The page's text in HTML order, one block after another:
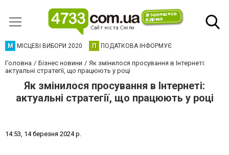
М МІСЦЕВІ ВИБОРИ 2020 П ПОДАТКОВА ІНФОРМУЄ
Головна Бізнес новини
Як змінилося просування в Інтернеті:
актуальні стратегії, що працюють у році
Як змінилося просування в Інтернеті:
актуальні стратегії, що працюють у році
14:53, 14березня 2024р.